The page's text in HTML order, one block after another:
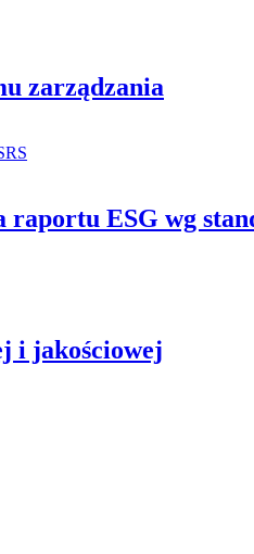
zarządzania
ESG wg
i jakościowej